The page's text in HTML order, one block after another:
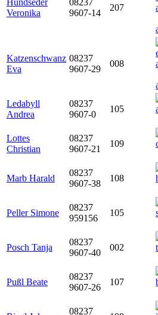
Hundseder
Veronika
08237
9607-14
207
Katzenschwanz
Eva
08237
9607-29
008
Ledabyll
Andrea
08237
9607-0
105
Lottes
Christian
08237
9607-21
109
Marb Harald
08237
9607-38
108
Peller Simone
08237
959156
105
Posch Tanja
08237
9607-40
002
Pußl Beate
08237
9607-26
107
08237